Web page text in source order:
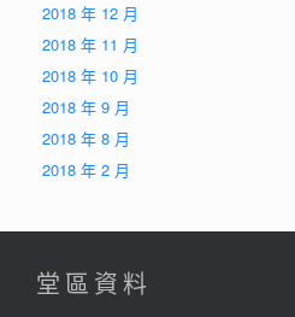
2018 年 12 月
2018 年 11 月
2018 年 10 月
2018 年 9 月
2018 年 8 月
2018 年 2 月
堂區資料